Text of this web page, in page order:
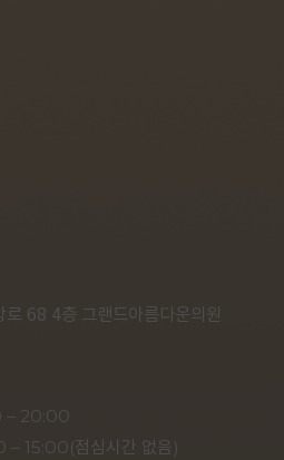
로 68 4층 그랜드아름다운의원
– 20:00
15:00(점심시간 없음)